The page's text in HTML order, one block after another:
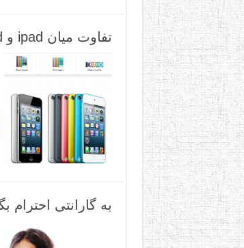
تفاوت میان ipad و ipod چیست ؟
به گارانتی احترام